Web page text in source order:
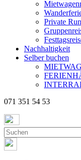
Private
Nachhaltigkeit
Selber buchen
071 351 54 53